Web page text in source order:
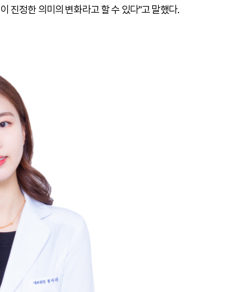
진정한 의미의 변화라고 할 수 있다"고 말했다.